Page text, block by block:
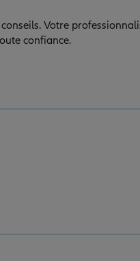
Votre
confiance.